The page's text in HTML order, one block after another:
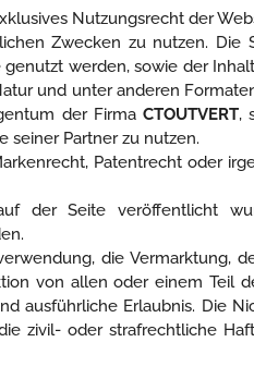
Nutzungsrecht der
Zwecken zu nutzen. Die
werden, sowie der
und unter anderen
der Firma CTOUTVERT,
Partner zu nutzen.
Patentrecht oder
der Seite veröffentlicht
die Vermarktung,
von allen oder einem Teil
ausführliche Erlaubnis. Die
zivil- oder strafrechtliche